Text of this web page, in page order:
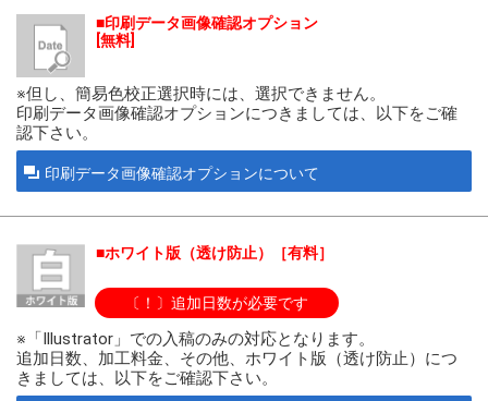
印刷データ画像確認オプション
[無料]
※但し、簡易色校正選択時には、選択できません。
印刷データ画像確認オプションにつきましては、以下をご確
認下さい。
印刷データ画像確認オプションについて
ホワイト版（透け防止）［有料］
〔！〕追加日数が必要です
※「Illustrator」での入稿のみの対応となります。
追加日数、加工料金、その他、ホワイト版（透け防止）につ
きましては、以下をご確認下さい。